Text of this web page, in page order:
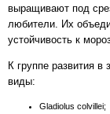
выращивают под
любители. Их
устойчивость к
К группе развития
виды:
Gladiolus colvillei;